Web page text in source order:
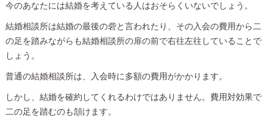
今のあなたには結婚を考えている人はおそらくいないでしょう。
結婚相談所は結婚の最後の砦と言われたり、その入会の費用から二
の足を踏みながらも結婚相談所の扉の前で右往左往していることで
しょう。
普通の結婚相談所は、入会時に多額の費用がかかります。
しかし、結婚を確約してくれるわけではありません。費用対効果で
二の足を踏むのも頷けます。